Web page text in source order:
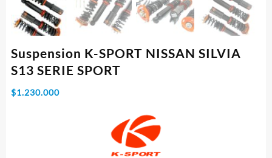
Suspension K-SPORT NISSAN SILVIA
S13 SERIE SPORT
$1.230.000